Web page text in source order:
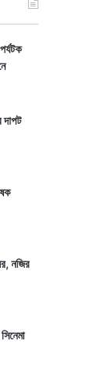
দাপট
নজির